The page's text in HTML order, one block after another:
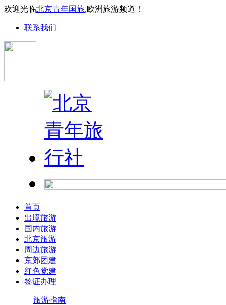
欢迎光临北京青年国旅,欧洲旅游频道！
联系我们
首页
出境旅游
国内旅游
北京旅游
周边旅游
京郊团建
红色党建
签证办理
旅游指南